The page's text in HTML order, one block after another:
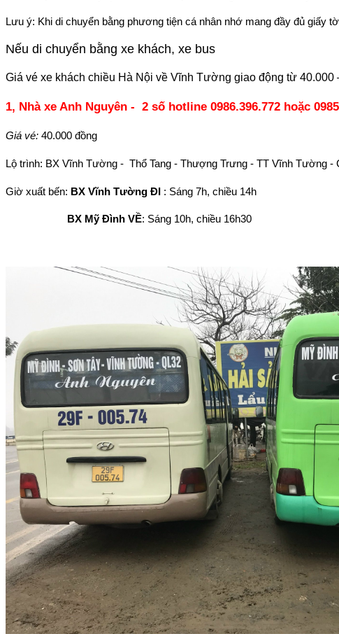
Lưu ý: Khi di chuyển bằng phương tiện cá nhân nhớ mang đầy đủ giấy
Nếu di chuyển bằng xe khách, xe bus
Giá vé xe khách chiều Hà Nội về Vĩnh Tường giao động từ
1, Nhà xe Anh Nguyên - 2 số hotline 0986.396.772 hoặc
Giá vé: 40.000 đồng
Lộ trình: BX Vĩnh Tường - Thổ Tang - Thượng Trưng - TT Vĩnh Tường
Giờ xuất bến: BX Vĩnh Tường ĐI : Sáng 7h, chiều 14h
BX Mỹ Đình VỀ: Sáng 10h, chiều 16h30